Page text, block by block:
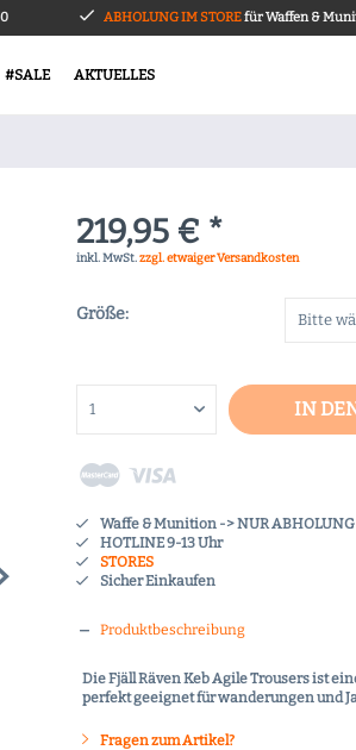
ABHOLUNG IM STOREfür Waffen &
#SALE AKTUELLES
219,95 € *
inkl. MwSt.zzgl. etwaiger Versandkosten
Größe:
IN
Waffe & Munition -> NUR ABHOLUNG
HOTLINE 9-13 Uhr
STORES
Sicher Einkaufen
Produktbeschreibung
Die Fjäll Räven Keb Agile Trousers ist
perfekt geeignet für wanderungen und
Fragen zum Artikel?